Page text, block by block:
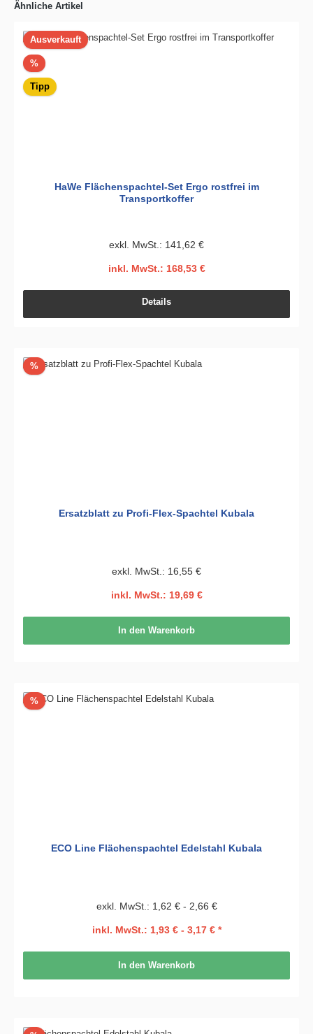
Ähnliche Artikel
Ausverkauft
%Rabatt
Tipp
HaWe Flächenspachtel-Set Ergo rostfrei im
Transportkoffer
exkl. MwSt.: 141,62 €
inkl. MwSt.: 168,53 €
Details
%Rabatt
Ersatzblatt zu Profi-Flex-Spachtel Kubala
exkl. MwSt.: 16,55 €
inkl. MwSt.: 19,69 €
In den Warenkorb
%Rabatt
ECO Line Flächenspachtel Edelstahl Kubala
exkl. MwSt.: 1,62 € - 2,66 €
inkl. MwSt.: 1,93 € - 3,17 € *
In den Warenkorb